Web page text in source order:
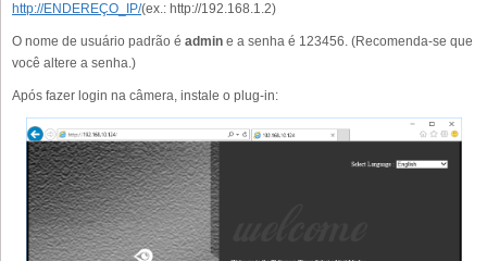
http://ENDEREÇO_IP/(ex.: http://192.168.1.2)
O nome de usuário padrão é admin e a senha é 123456. (Recomenda-se que
você altere a senha.)
Após fazer login na câmera, instale o plug-in: